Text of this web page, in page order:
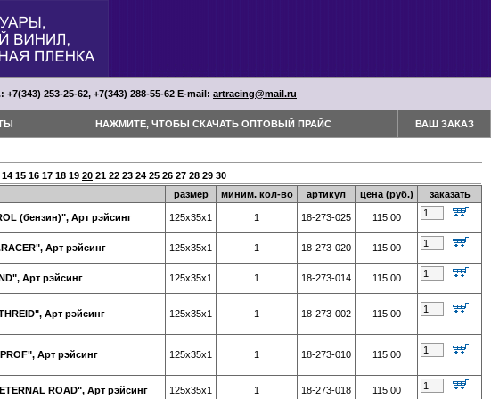
253-25-62, +7(343) 288-55-62 Е-mail: artracing@mail.ru
НАЖМИТЕ, ЧТОБЫ СКАЧАТЬ ОПТОВЫЙ ПРАЙС ВАШ ЗАКАЗ
14 15 16 17 18 19 20 21 22 23 24 25 26 27 28 29 30
размер миним. кол-во артикул цена (руб.) заказать
(бензин)", Арт рэйсинг 125х35х1 1 18-273-025 115.00
Арт рэйсинг 125х35х1 1 18-273-020 115.00
Арт рэйсинг 125х35х1 1 18-273-014 115.00
Арт рэйсинг 125х35х1 1 18-273-002 115.00
Арт рэйсинг 125х35х1 1 18-273-010 115.00
ROAD", Арт рэйсинг 125х35х1 1 18-273-018 115.00